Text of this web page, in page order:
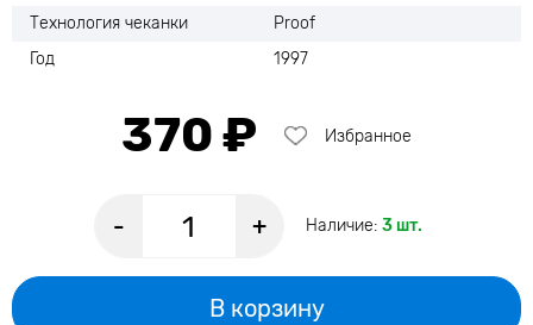
Технология чеканки
Proof
Год
1997
370 ₽ Избранное
- + Наличие: 3 шт.
В корзину